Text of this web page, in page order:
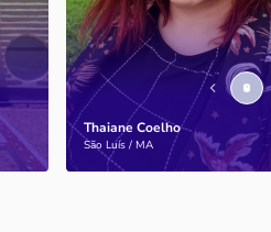
Thaiane Coelho
São Luís / MA
de pessoas com a doença
Saiba mais